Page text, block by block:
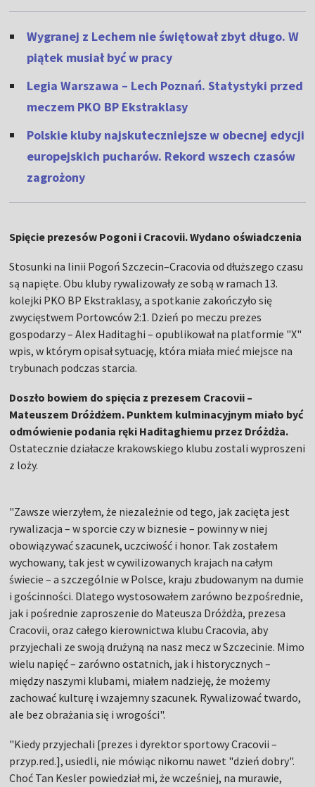
Wygranej z Lechem nie świętował zbyt długo. W
piątek musiał być w pracy
Legia Warszawa – Lech Poznań. Statystyki przed
meczem PKO BP Ekstraklasy
Polskie kluby najskuteczniejsze w obecnej edycji
europejskich pucharów. Rekord wszech czasów
zagrożony
Spięcie prezesów Pogoni i Cracovii. Wydano oświadczenia
Stosunki na linii Pogoń Szczecin–Cracovia od dłuższego czasu
są napięte. Obu kluby rywalizowały ze sobą w ramach 13.
kolejki PKO BP Ekstraklasy, a spotkanie zakończyło się
zwycięstwem Portowców 2:1. Dzień po meczu prezes
gospodarzy – Alex Haditaghi – opublikował na platformie "X"
wpis, w którym opisał sytuację, która miała mieć miejsce na
trybunach podczas starcia.
Doszło bowiem do spięcia z prezesem Cracovii –
Mateuszem Dróżdżem. Punktem kulminacyjnym miało być
odmówienie podania ręki Haditaghiemu przez Dróżdża.
Ostatecznie działacze krakowskiego klubu zostali wyproszeni
z loży.
"Zawsze wierzyłem, że niezależnie od tego, jak zacięta jest
rywalizacja – w sporcie czy w biznesie – powinny w niej
obowiązywać szacunek, uczciwość i honor. Tak zostałem
wychowany, tak jest w cywilizowanych krajach na całym
świecie – a szczególnie w Polsce, kraju zbudowanym na dumie
i gościnności. Dlatego wystosowałem zarówno bezpośrednie,
jak i pośrednie zaproszenie do Mateusza Dróżdża, prezesa
Cracovii, oraz całego kierownictwa klubu Cracovia, aby
przyjechali ze swoją drużyną na nasz mecz w Szczecinie. Mimo
wielu napięć – zarówno ostatnich, jak i historycznych –
między naszymi klubami, miałem nadzieję, że możemy
zachować kulturę i wzajemny szacunek. Rywalizować twardo,
ale bez obrażania się i wrogości".
"Kiedy przyjechali [prezes i dyrektor sportowy Cracovii –
przyp.red.], usiedli, nie mówiąc nikomu nawet "dzień dobry".
Choć Tan Kesler powiedział mi, że wcześniej, na murawie,